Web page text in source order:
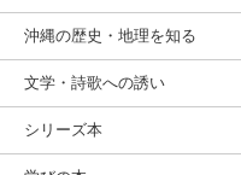
沖縄の歴史・地理を知る
文学・詩歌への誘い
シリーズ本